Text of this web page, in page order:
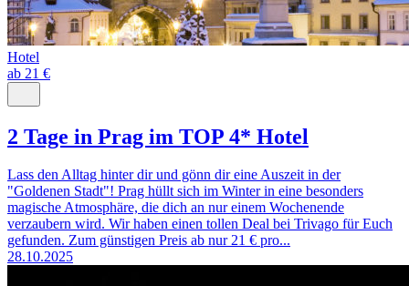
Hotel
ab 21 €
2 Tage in Prag im TOP 4* Hotel
Lass den Alltag hinter dir und gönn dir eine Auszeit in der
"Goldenen Stadt"! Prag hüllt sich im Winter in eine besonders
magische Atmosphäre, die dich an nur einem Wochenende
verzaubern wird. Wir haben einen tollen Deal bei Trivago für Euch
gefunden. Zum günstigen Preis ab nur 21 € pro...
28.10.2025